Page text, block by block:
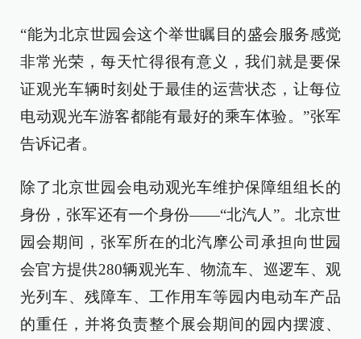
“能为北京世园会这个举世瞩目的盛会服务感觉
非常光荣，每天忙得很有意义，我们就是要保
证观光车辆时刻处于最佳的运营状态，让每位
电动观光车游客都能有最好的乘车体验。”张军
告诉记者。
除了北京世园会电动观光车维护保障组组长的
身份，张军还有一个身份——“北汽人”。北京世
园会期间，张军所在的北汽摩公司承担向世园
会官方提供280辆观光车、物流车、巡逻车、观
光列车、残障车、工作用车等园内电动车产品
的重任，并将负责整个展会期间的园内摆渡、